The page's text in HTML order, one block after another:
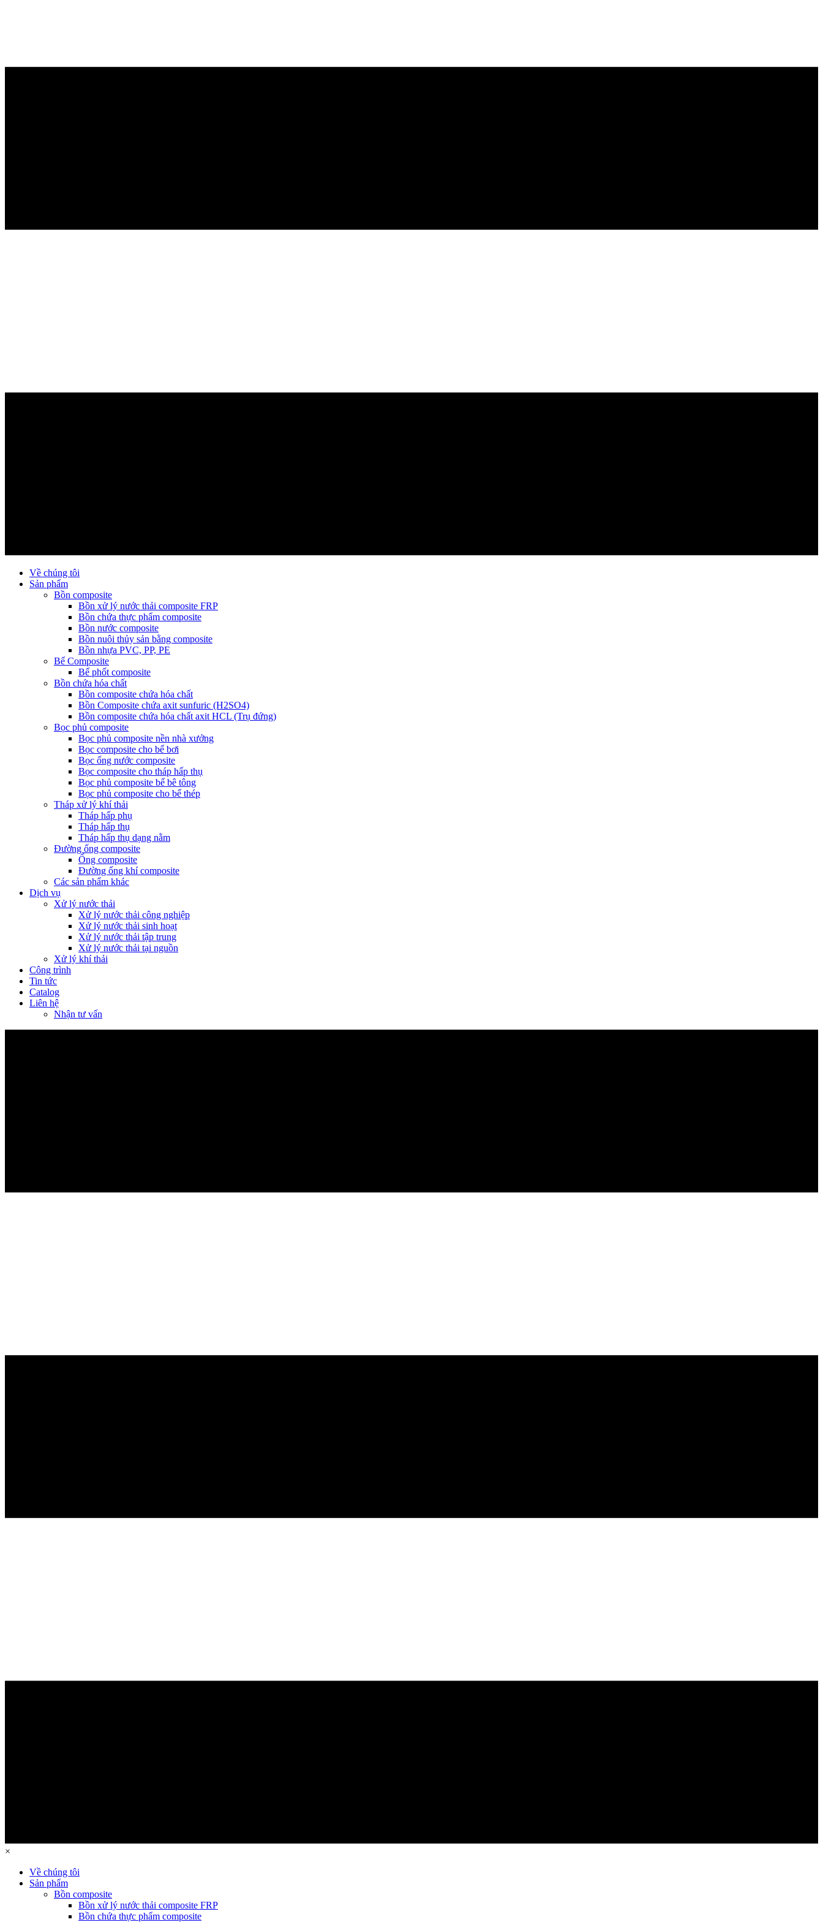
Về chúng tôi
Sản phẩm
Bồn composite
Bồn xử lý nước thải composite FRP
Bồn chứa thực phẩm composite
Bồn nước composite
Bồn nuôi thủy sản bằng composite
Bồn nhựa PVC, PP, PE
Bể Composite
Bể phốt composite
Bồn chứa hóa chất
Bồn composite chứa hóa chất
Bồn Composite chứa axit sunfuric (H2SO4)
Bồn composite chứa hóa chất axit HCL (Trụ đứng)
Bọc phủ composite
Bọc phủ composite nền nhà xưởng
Bọc composite cho bể bơi
Bọc ống nước composite
Bọc composite cho tháp hấp thụ
Bọc phủ composite bể bê tông
Bọc phủ composite cho bể thép
Tháp xử lý khí thải
Tháp hấp phụ
Tháp hấp thụ
Tháp hấp thụ dạng nằm
Đường ống composite
Ống composite
Đường ống khí composite
Các sản phẩm khác
Dịch vụ
Xử lý nước thải
Xử lý nước thải công nghiệp
Xử lý nước thải sinh hoạt
Xử lý nước thải tập trung
Xử lý nước thải tại nguồn
Xử lý khí thải
Công trình
Tin tức
Catalog
Liên hệ
Nhận tư vấn
×
Về chúng tôi
Sản phẩm
Bồn composite
Bồn xử lý nước thải composite FRP
Bồn chứa thực phẩm composite